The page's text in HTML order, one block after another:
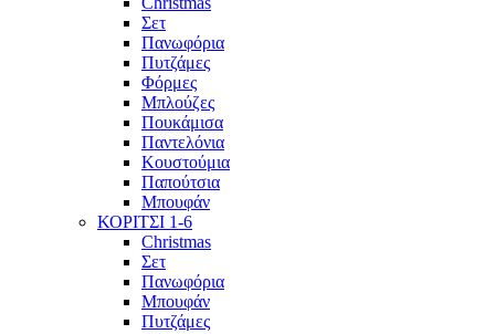
Σετ
Πανωφόρια
Πυτζάμες
Φόρμες
Μπλούζες
Πουκάμισα
Παντελόνια
Κουστούμια
Παπούτσια
Μπουφάν
ΚΟΡΙΤΣΙ 1-6
Christmas
Σετ
Πανωφόρια
Μπουφάν
Πυτζάμες